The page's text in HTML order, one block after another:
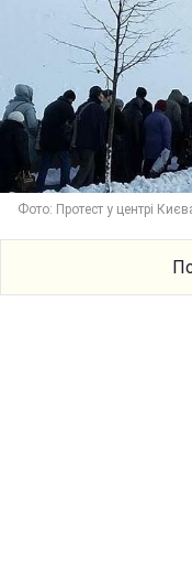
Фото: Протест у центрі